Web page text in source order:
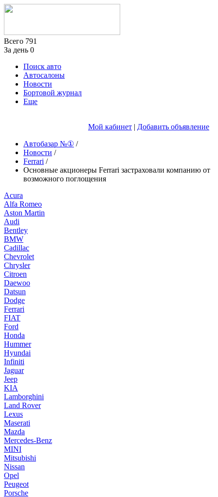
Всего 791
За день 0
Поиск авто
Автосалоны
Новости
Бортовой журнал
Еще
Мой кабинет | Добавить объявление
Автобазар №① /
Новости /
Ferrari /
Основные акционеры Ferrari застраховали компанию от
возможного поглощения
Acura
Alfa Romeo
Aston Martin
Audi
Bentley
BMW
Cadillac
Chevrolet
Chrysler
Citroen
Daewoo
Datsun
Dodge
Ferrari
FIAT
Ford
Honda
Hummer
Hyundai
Infiniti
Jaguar
Jeep
KIA
Lamborghini
Land Rover
Lexus
Maserati
Mazda
Mercedes-Benz
MINI
Mitsubishi
Nissan
Opel
Peugeot
Porsche